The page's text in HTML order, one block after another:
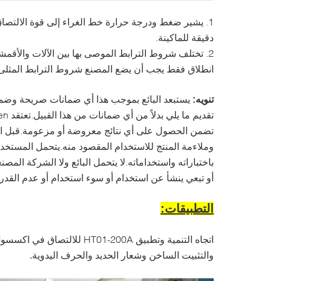
1. يشير ضغط ودرجة حرارة خط الغراء إلى قوة
دقيقة للماكينة.
2. تختلف شروط الترابط الموصى بها بين الآلات
انطلاق فقط يجب أن يضع المصنع شروط الترابط المثلى
تنويه: يستبعد البائع بموجب هذا أي ضمانات صريحة
تضمن الحصول على أي نتائج معروضة أو مزعومة.قبل
وملاءمة المنتج للاستخدام المقصود منه.يتحمل
باختباراته واستخداماته.لا يتحمل البائع ولا الشركة
أو تبعي ينشأ عن استخدام أو سوء استخدام أو عدم
التطبيقات:
اتجاه التنمية وتطبيق HT01-200A للالتصاق في
والتثبيت الساخن وشعار الحديد والحرف اليدوية.